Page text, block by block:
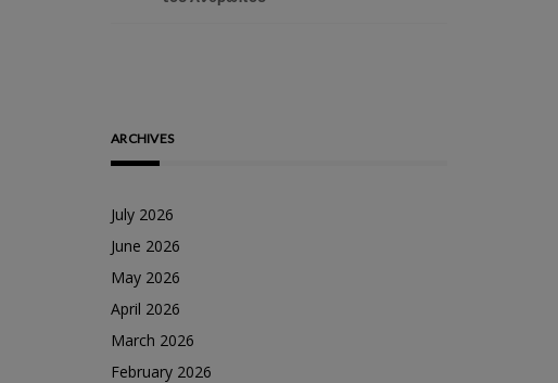
ARCHIVES
July 2026
June 2026
May 2026
April 2026
March 2026
February 2026